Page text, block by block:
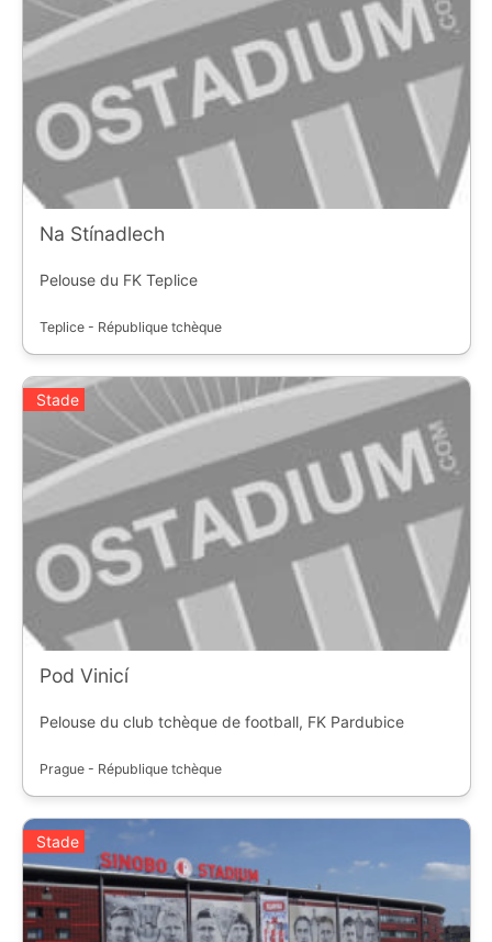
Na Stínadlech
Pelouse du FK Teplice
Teplice - République tchèque
Stade
Pod Vinicí
Pelouse du club tchèque de football, FK Pardubice
Prague - République tchèque
Stade